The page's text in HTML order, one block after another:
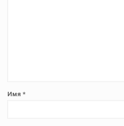
Имя *